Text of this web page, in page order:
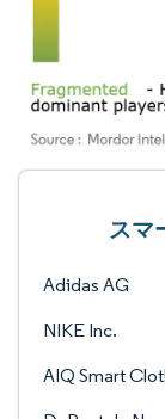
スマ
Adidas AG
NIKE Inc.
AIQ Smart